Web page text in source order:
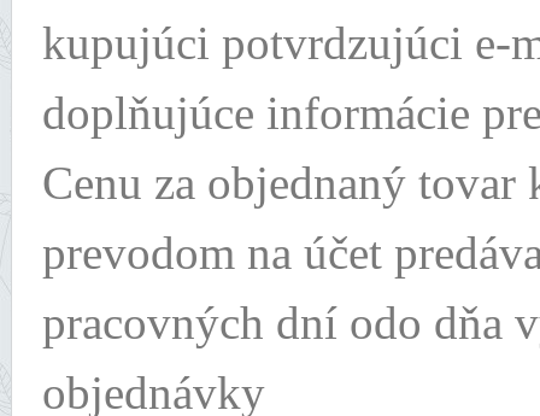
kupujúci potvrdzujúci e-
doplňujúce informácie
Cenu za objednaný
prevodom na účet
pracovných dní odo dňa
objednávky